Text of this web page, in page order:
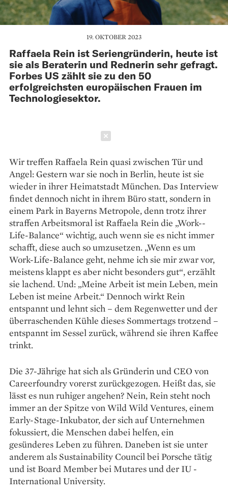
19. OKTOBER 2023
Raffaela Rein ist Seriengründerin, heute ist
sie als Beraterin und Rednerin sehr gefragt.
Forbes US zählt sie zu den 50
erfolgreichsten europäischen Frauen im
Technologiesektor.
Wir treffen Raffaela Rein quasi zwischen Tür und
Angel: Gestern war sie noch in Berlin, heute ist sie
wieder in ihrer Heimatstadt München. Das Interview
findet dennoch nicht in ihrem Büro statt, sondern in
einem Park in Bayerns Metropole, denn trotz ihrer
straffen Arbeits­moral ist Raffaela Rein die „Work-­
Life-Balance“ wichtig, auch wenn sie es nicht immer
schafft, diese auch so umzusetzen. „Wenn es um
Work-­Life-Balance geht, nehme ich sie mir zwar vor,
meistens klappt es aber nicht besonders gut“, erzählt
sie lachend. Und: „Meine Arbeit ist mein Leben, mein
Leben ist meine Arbeit.“ Dennoch wirkt Rein
entspannt und lehnt sich – dem Regenwetter und der
überrasch­enden Kühle dieses Sommertags trotzend –
entspannt im Sessel zurück, während sie ihren Kaffee
trinkt.
Die 37-Jährige hat sich als Gründerin und CEO von
Careerfoundry vorerst zurückgezogen. Heißt das, sie
lässt es nun ruhiger angehen? Nein, Rein steht noch
immer an der Spitze von Wild Wild Ventures, einem
Early-Stage-Inkubator, der sich auf Unternehmen
fokussiert, die Menschen dabei helfen, ein
gesünderes Leben zu führen. Daneben ist sie unter
anderem als Sustainability Council bei Porsche tätig
und ist Board Member bei Mutares und der IU ­
International University.